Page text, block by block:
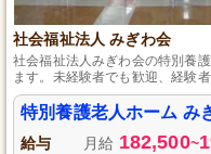
社会福祉法人 みぎわ会
社会福祉法人みぎわ会の特別養
ます。未経験者でも歓迎、経験
なたの専門知識を活かし、高齢
して、地域福祉をサポートする
おります。
特別養護老人ホーム み
給与 月給 182,500~